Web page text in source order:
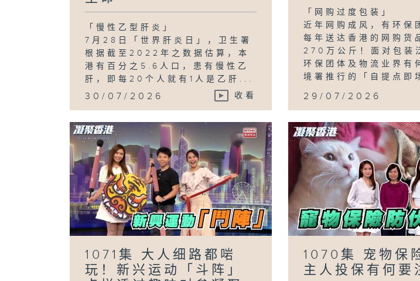
「慢性乙型肝炎」
7月28日「世界肝炎日」，卫生署
根据截至2022年之数据估算，本
港有百分之5.6人口，患有慢性乙
肝，即每20个人就有1人是乙肝...
30/07/2026 收看
「网购过度包装」
近年网购成风，有环保
每年送达香港的网购货
270万公斤！面对包装
环保团体及物流业界有
境署推行的「自提点即
29/07/2026
1071集 大人细路都啱
玩！新兴运动「斗阵」
1070集 宠物保
主人投保有何要